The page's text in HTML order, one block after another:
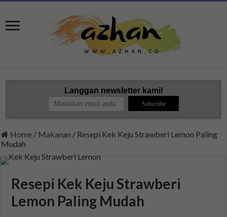
Langgan newsletter kami!
Home / Makanan / Resepi Kek Keju Strawberi Lemon Paling
Mudah
Resepi Kek Keju Strawberi
Lemon Paling Mudah